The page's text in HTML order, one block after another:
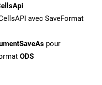
avec SaveFormat
pour
ODS